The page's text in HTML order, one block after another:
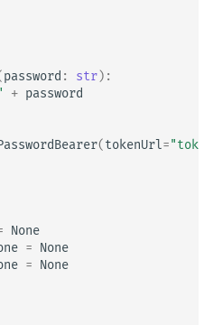
password : str):
+ password
(tokenUrl=
None
= None
= None